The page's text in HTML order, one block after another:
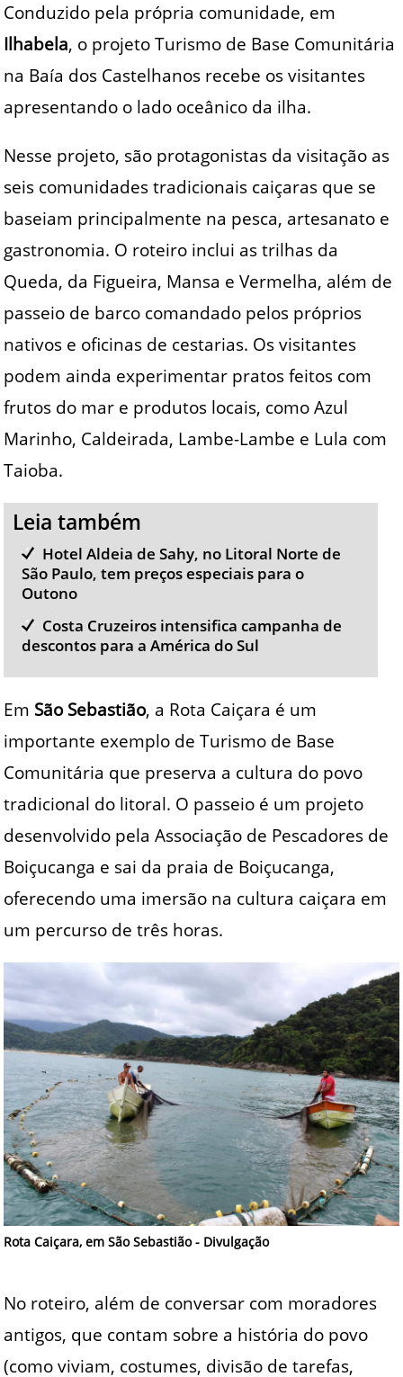
Conduzido pela própria comunidade, em
Ilhabela, o projeto Turismo de Base Comunitária
na Baía dos Castelhanos recebe os visitantes
apresentando o lado oceânico da ilha.
Nesse projeto, são protagonistas da visitação as
seis comunidades tradicionais caiçaras que se
baseiam principalmente na pesca, artesanato e
gastronomia. O roteiro inclui as trilhas da
Queda, da Figueira, Mansa e Vermelha, além de
passeio de barco comandado pelos próprios
nativos e oficinas de cestarias. Os visitantes
podem ainda experimentar pratos feitos com
frutos do mar e produtos locais, como Azul
Marinho, Caldeirada, Lambe-Lambe e Lula com
Taioba.
Leia também
Hotel Aldeia de Sahy, no Litoral Norte de
São Paulo, tem preços especiais para o
Outono
Costa Cruzeiros intensifica campanha de
descontos para a América do Sul
Em São Sebastião, a Rota Caiçara é um
importante exemplo de Turismo de Base
Comunitária que preserva a cultura do povo
tradicional do litoral. O passeio é um projeto
desenvolvido pela Associação de Pescadores de
Boiçucanga e sai da praia de Boiçucanga,
oferecendo uma imersão na cultura caiçara em
um percurso de três horas.
Rota Caiçara, em São Sebastião - Divulgação
No roteiro, além de conversar com moradores
antigos, que contam sobre a história do povo
(como viviam, costumes, divisão de tarefas,